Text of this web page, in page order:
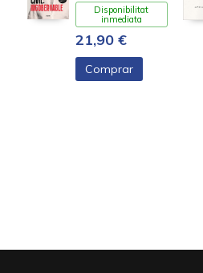
Disponibilitat
inmediata
21,90 €
Comprar